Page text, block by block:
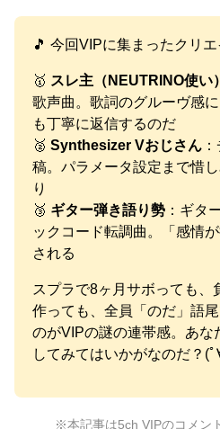
🎵 今回VIPに集まったクリエ
🥇 スレ主（NEUTRINO使い）
歌声曲。歌詞のグルーヴ感
も丁寧に返信するのだ
🥈 Synthesizer Vおじさん
稿。パラメータ設定まで惜
り
🥉 ギター弾き語り勢 ：ギタ
ックコード転調曲。「感情
される
スプラで8ヶ月サボっても、
作っても、全員「のだ」語
のがVIPの謎の連帯感。あな
してみてはいかがなのだ？(ﾟ
※本記事は5ch VIPのコメン